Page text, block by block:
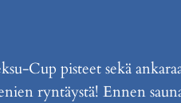
Cup pisteet sekä
ryntäystä! Ennen